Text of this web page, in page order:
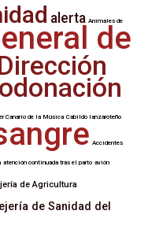
alerta Animales de
de
Canario de la Música Cabildo lanzaroteño
Accidentes
atención continuada tras el parto avión
de Agricultura
de Sanidad del